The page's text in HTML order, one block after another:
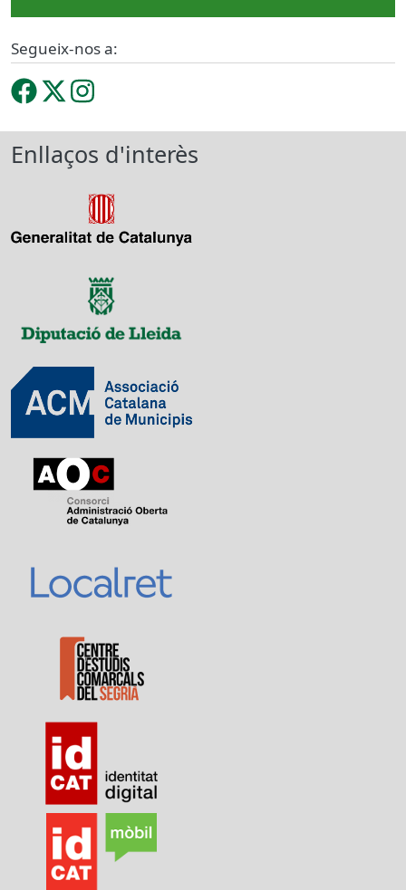
Segueix-nos a:
Enllaços d'interès